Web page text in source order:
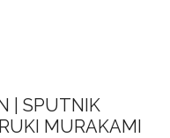
| SPUTNIK
MURAKAMI